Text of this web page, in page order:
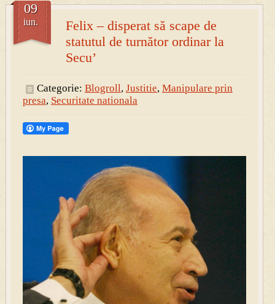
Felix – disperat să scape de
statutul de turnător ordinar la
Secu’
09
iun.
Categorie: Blogroll, Justitie, Manipulare prin
presa, Securitate nationala